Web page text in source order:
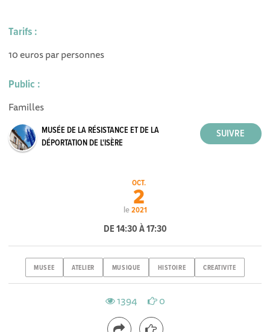
Tarifs :
10 euros par personnes
Public :
Familles
MUSÉE DE LA RÉSISTANCE ET DE LA
DÉPORTATION DE L'ISÈRE
le
OCT.
2
2021
DE 14:30 À 17:30
MUSEE ATELIER MUSIQUE HISTOIRE CREATIVITE
1394 0